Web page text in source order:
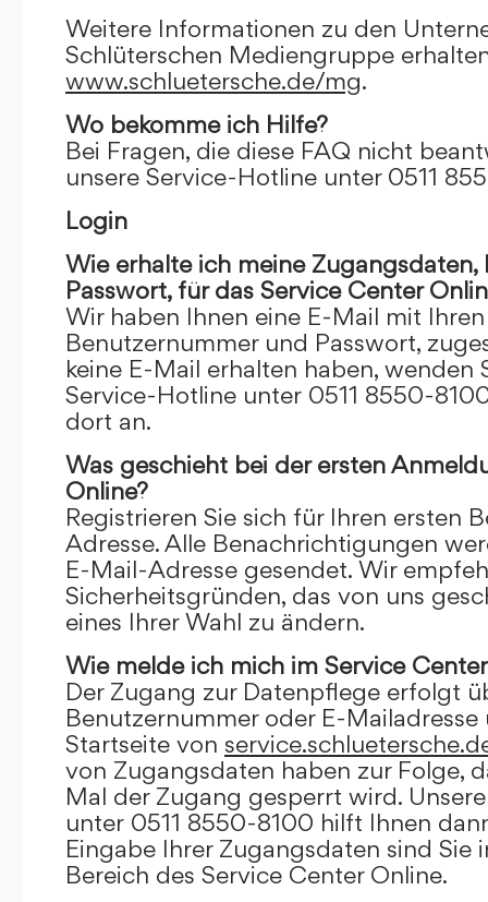
Weitere Informationen zu den
Schlüterschen Mediengruppe
www.schluetersche.de/mg.
Wo bekomme ich Hilfe?
Bei Fragen, die diese FAQ nicht
unsere Service-Hotline unter 0511
Login
Wie erhalte ich meine
Passwort, für das Service Center
Wir haben Ihnen eine E-Mail mit
Benutzernummer und Passwort,
keine E-Mail erhalten haben, wenden
Service-Hotline unter 0511 8550-
dort an.
Was geschieht bei der ersten
Online?
Registrieren Sie sich für Ihren ersten
Adresse. Alle Benachrichtigungen
E-Mail-Adresse gesendet. Wir
Sicherheitsgründen, das von uns
eines Ihrer Wahl zu ändern.
Wie melde ich mich im Service
Der Zugang zur Datenpflege erfolgt
Benutzernummer oder E-
Startseite von
von Zugangsdaten haben zur Folge,
Mal der Zugang gesperrt wird.
unter 0511 8550-8100 hilft Ihnen
Eingabe Ihrer Zugangsdaten sind Sie
Bereich des Service Center Online.